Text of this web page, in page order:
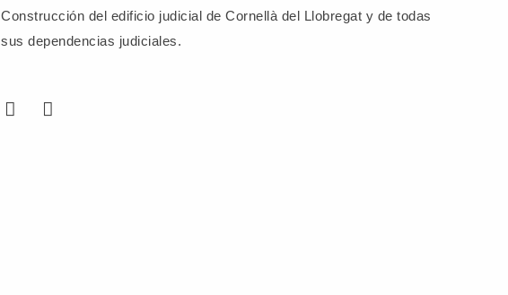
Construcción del edificio judicial de Cornellà del Llobregat y de todas
sus dependencias judiciales.